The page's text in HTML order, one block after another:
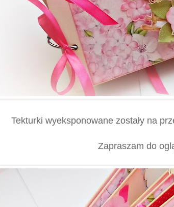
Tekturki wyeksponowane zostały na
Zapraszam do